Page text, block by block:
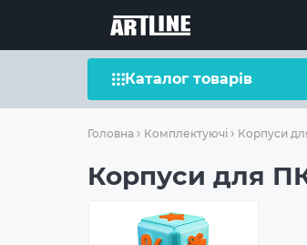
Каталог товарів
Головна Комплектуючі Корпуси
Корпуси для